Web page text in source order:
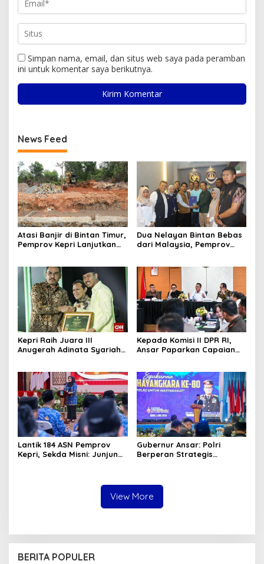
Simpan nama, email, dan situs web saya pada peramban
ini untuk komentar saya berikutnya.
News Feed
Atasi Banjir di Bintan Timur,
Pemprov Kepri Lanjutkan
Dua Nelayan Bintan Bebas
dari Malaysia, Pemprov
Kepri Raih Juara III
Anugerah Adinata Syariah
Kepada Komisi II DPR RI,
Ansar Paparkan Capaian
Lantik 184 ASN Pemprov
Kepri, Sekda Misni: Junjung
Gubernur Ansar: Polri
Berperan Strategis
View More
BERITA POPULER